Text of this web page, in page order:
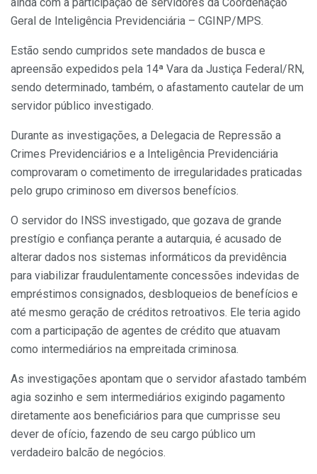
Geral de Inteligência Previdenciária – CGINP/MPS.
Estão sendo cumpridos sete mandados de busca e
apreensão expedidos pela 14ª Vara da Justiça Federal/RN,
sendo determinado, também, o afastamento cautelar de um
servidor público investigado.
Durante as investigações, a Delegacia de Repressão a
Crimes Previdenciários e a Inteligência Previdenciária
comprovaram o cometimento de irregularidades praticadas
pelo grupo criminoso em diversos benefícios.
O servidor do INSS investigado, que gozava de grande
prestígio e confiança perante a autarquia, é acusado de
alterar dados nos sistemas informáticos da previdência
para viabilizar fraudulentamente concessões indevidas de
empréstimos consignados, desbloqueios de benefícios e
até mesmo geração de créditos retroativos. Ele teria agido
com a participação de agentes de crédito que atuavam
como intermediários na empreitada criminosa.
As investigações apontam que o servidor afastado também
agia sozinho e sem intermediários exigindo pagamento
diretamente aos beneficiários para que cumprisse seu
dever de ofício, fazendo de seu cargo público um
verdadeiro balcão de negócios.